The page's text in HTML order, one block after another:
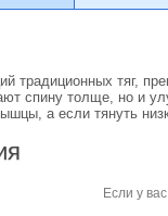
традиционных тяг,
спину толще, но и
а если тянуть
Если у